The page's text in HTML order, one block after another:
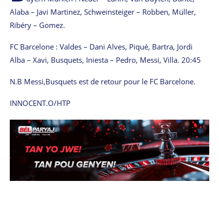
Alaba – Javi Martinez, Schweinsteiger – Robben, Müller,
Ribéry – Gomez.
FC Barcelone : Valdes – Dani Alves, Piqué, Bartra, Jordi
Alba – Xavi, Busquets, Iniesta – Pedro, Messi, Villa. 20:45
N.B Messi,Busquets est de retour pour le FC Barcelone.
INNOCENT.O/HTP